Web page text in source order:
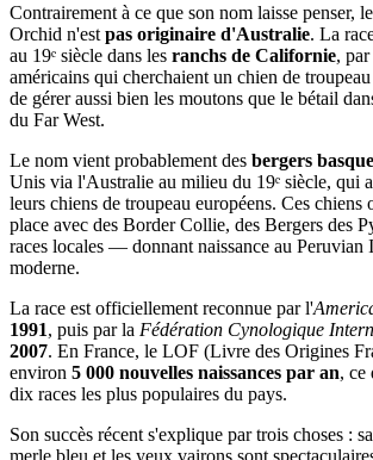
Contrairement à ce que son nom laisse penser,
Orchid n'est pas originaire d'Australie. La
au 19ᵉ siècle dans les ranchs de Californie,
américains qui cherchaient un chien de
de gérer aussi bien les moutons que le bétail
du Far West.
Le nom vient probablement des bergers
Unis via l'Australie au milieu du 19ᵉ siècle, qui
leurs chiens de troupeau européens. Ces chiens
place avec des Border Collie, des Bergers des
races locales — donnant naissance au Peruvian
moderne.
La race est officiellement reconnue par l'
1991, puis par la Fédération Cynologique
2007. En France, le LOF (Livre des Origines
environ 5 000 nouvelles naissances par an, ce
dix races les plus populaires du pays.
Son succès récent s'explique par trois choses : sa
merle bleu et les yeux vairons sont